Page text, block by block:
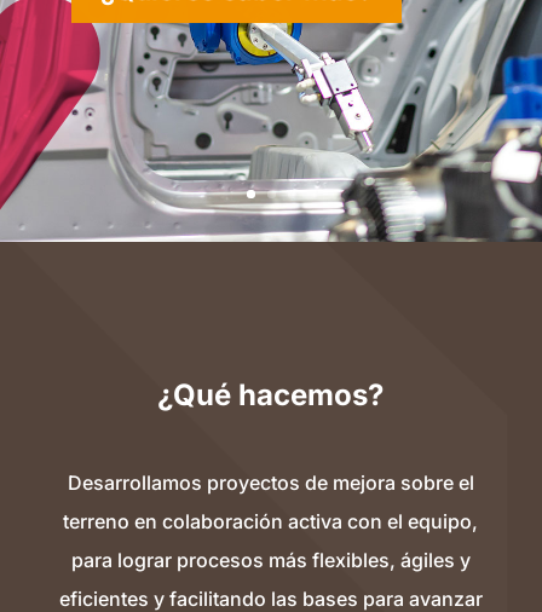
¿Qué hacemos?
Desarrollamos proyectos de mejora sobre el
terreno en colaboración activa con el equipo,
para lograr procesos más flexibles, ágiles y
eficientes y facilitando las bases para avanzar